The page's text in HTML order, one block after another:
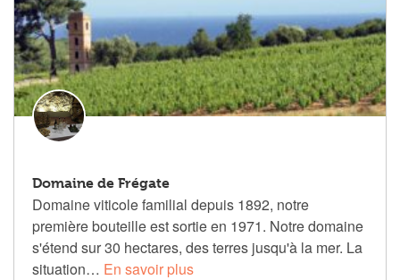
Domaine de Frégate
Domaine viticole familial depuis 1892, notre
première bouteille est sortie en 1971. Notre domaine
s'étend sur 30 hectares, des terres jusqu'à la mer. La
situation… En savoir plus